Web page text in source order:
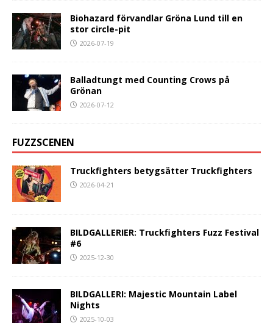
Biohazard förvandlar Gröna Lund till en
stor circle-pit
2026-07-19
Balladtungt med Counting Crows på
Grönan
2026-07-12
FUZZSCENEN
Truckfighters betygsätter Truckfighters
2026-04-21
BILDGALLERIER: Truckfighters Fuzz Festival
#6
2025-12-30
BILDGALLERI: Majestic Mountain Label
Nights
2025-10-03